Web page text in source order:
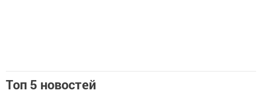
Топ 5 новостей